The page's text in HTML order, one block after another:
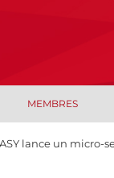
MEMBRES
lance un micro-